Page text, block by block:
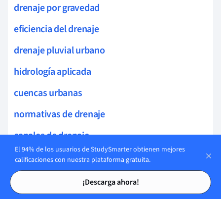
Tarjetas de estudio
Tarjetas de estudio
drenaje por gravedad
eficiencia del drenaje
drenaje pluvial urbano
hidrología aplicada
cuencas urbanas
normativas de drenaje
canales de drenaje
pendiente en drenajes
infraestructura pluvial
El 94% de los usuarios de StudySmarter obtienen mejores
calificaciones con nuestra plataforma gratuita.
¡Descarga ahora!